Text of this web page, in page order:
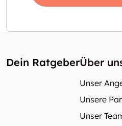
Dein RatgeberÜber
Unser
Unsere
Unser